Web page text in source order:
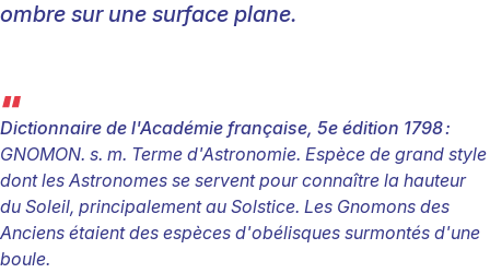
ombre sur une surface plane.
“
Dictionnaire de l'Académie française, 5e édition 1798:
GNOMON. s. m. Terme d'Astronomie. Espèce de grand style
dont les Astronomes se servent pour connaître la hauteur
du Soleil, principalement au Solstice. Les Gnomons des
Anciens étaient des espèces d'obélisques surmontés d'une
boule.